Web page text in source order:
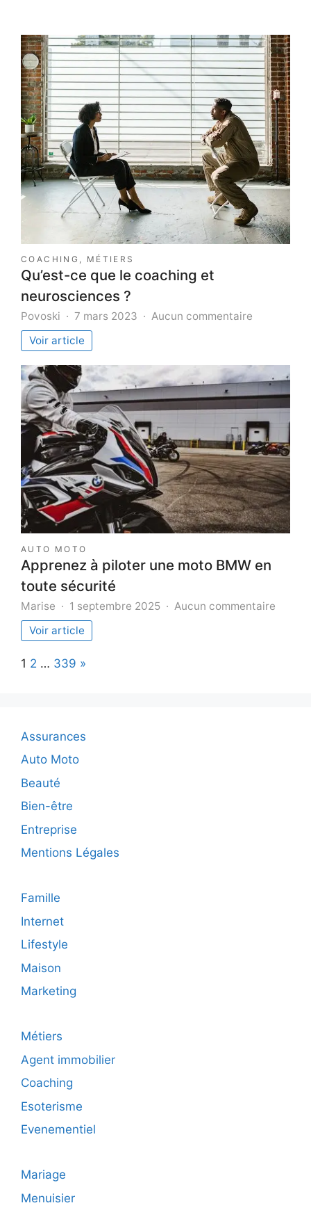
COACHING , MÉTIERS
Qu’est-ce que le coaching et
neurosciences ?
Povoski 7 mars 2023 Aucun commentaire
le
coaching
et
?
Voir article
AUTO MOTO
Apprenez à piloter une moto BMW en
toute sécurité
Marise 1 septembre 2025 Aucun commentaire
Voir article
Page:
1 2 … 339 Next
»
Assurances
Auto Moto
Beauté
Bien-être
Entreprise
Mentions Légales
Famille
Internet
Lifestyle
Maison
Marketing
Métiers
Agent immobilier
Coaching
Esoterisme
Evenementiel
Mariage
Menuisier